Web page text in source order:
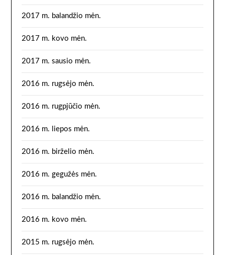
2017 m. balandžio mėn.
2017 m. kovo mėn.
2017 m. sausio mėn.
2016 m. rugsėjo mėn.
2016 m. rugpjūčio mėn.
2016 m. liepos mėn.
2016 m. birželio mėn.
2016 m. gegužės mėn.
2016 m. balandžio mėn.
2016 m. kovo mėn.
2015 m. rugsėjo mėn.